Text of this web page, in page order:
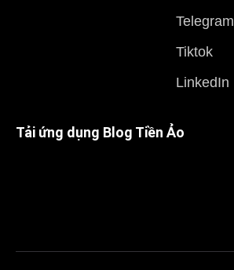
Telegram
Tiktok
LinkedIn
Tải ứng dụng Blog Tiền Ảo